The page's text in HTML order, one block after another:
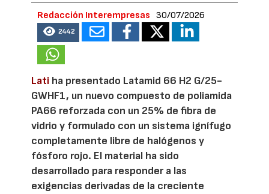
Redacción Interempresas 30/07/2026
2442
Lati ha presentado Latamid 66 H2 G/25-
GWHF1, un nuevo compuesto de poliamida
PA66 reforzada con un 25% de fibra de
vidrio y formulado con un sistema ignífugo
completamente libre de halógenos y
fósforo rojo. El material ha sido
desarrollado para responder a las
exigencias derivadas de la creciente